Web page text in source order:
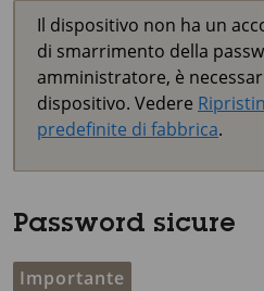
Il dispositivo non ha un
di smarrimento della
amministratore, è
dispositivo. Vedere
predefinite di fabbrica.
Password sicure
Importante